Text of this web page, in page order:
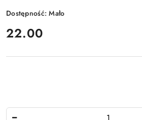
Dostępność:Mało
cena:
22.00